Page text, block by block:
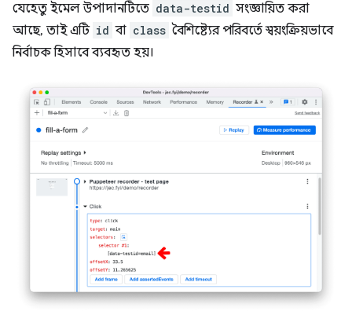
যেহেতু ইমেল উপাদানটিতে data-testid সংজ্ঞায়িত করা
আছে, তাই এটি id বা class বৈশিষ্ট্যের পরিবর্তে স্বয়ংক্রিয়ভাবে
নির্বাচক হিসাবে ব্যবহৃত হয়।